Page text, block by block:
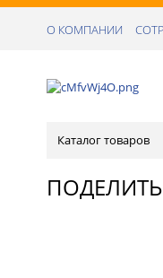
О КОМПАНИИ
Каталог товаров